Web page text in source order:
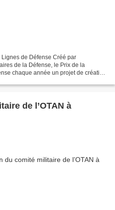
de Défense Créé par
de la Défense, le Prix de la
chaque année un projet de création
de l’OTAN à